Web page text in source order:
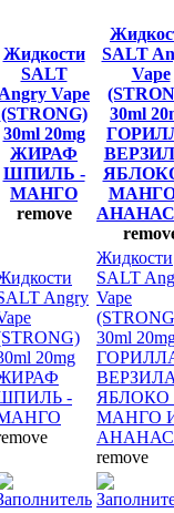
Жидкости
SALT
Angry Vape
(STRONG)
30ml 20mg
ЖИРАФ
ШПИЛЬ -
МАНГО
remove
SALT
Vape
30ml
Angry
20mg
-
Жидкости
SALT
Vape
30ml
ЯБЛОКО
МАНГО
remove